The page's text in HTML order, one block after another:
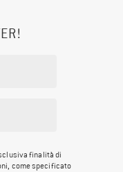
finalità di
come specificato